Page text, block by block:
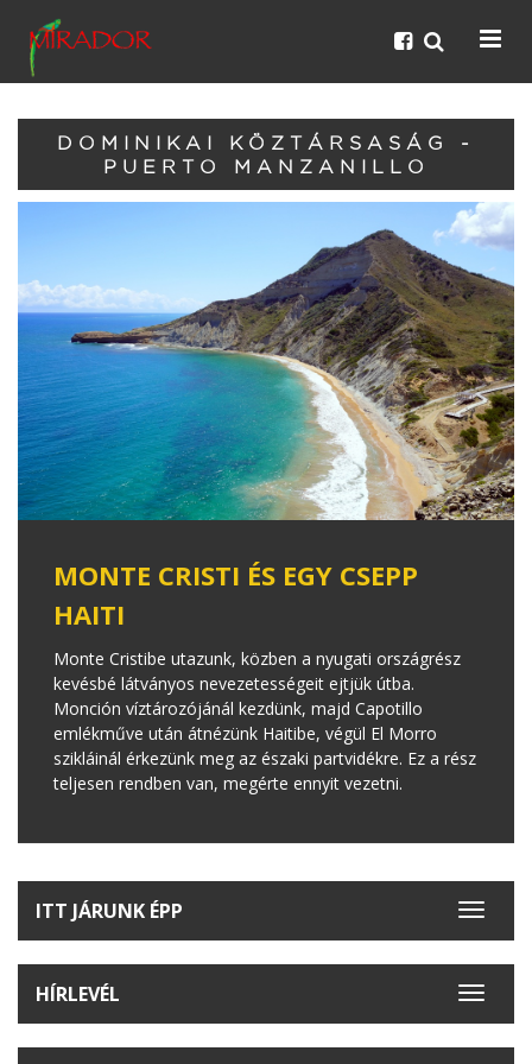
DOMINIKAI KÖZTÁRSASÁG -
PUERTO MANZANILLO
MONTE CRISTI ÉS EGY CSEPP
HAITI
Monte Cristibe utazunk, közben a nyugati országrész
kevésbé látványos nevezetességeit ejtjük útba.
Monción víztározójánál kezdünk, majd Capotillo
emlékműve után átnézünk Haitibe, végül El Morro
szikláinál érkezünk meg az északi partvidékre. Ez a rész
teljesen rendben van, megérte ennyit vezetni.
Toggle
ITT JÁRUNK ÉPP
Toggle
HÍRLEVÉL